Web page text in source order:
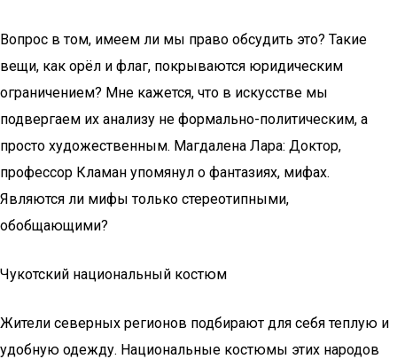
Вопрос в том, имеем ли мы право обсудить это? Такие
вещи, как орёл и флаг, покрываются юридическим
ограничением? Мне кажется, что в искусстве мы
подвергаем их анализу не формально-политическим, а
просто художественным. Магдалена Лара: Доктор,
профессор Кламан упомянул о фантазиях, мифах.
Являются ли мифы только стереотипными,
обобщающими?
Чукотский национальный костюм
Жители северных регионов подбирают для себя теплую и
удобную одежду. Национальные костюмы этих народов